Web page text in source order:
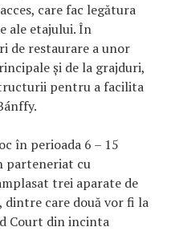
care fac legătura
ale etajului. În
de restaurare a unor
și de la grajduri,
pentru a facilita
în perioada 6 – 15
parteneriat cu
trei aparate de
dintre care două vor fi la
Court din incinta